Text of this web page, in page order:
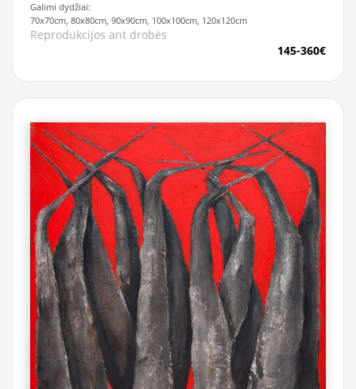
Galimi dydžiai:
70x70cm, 80x80cm, 90x90cm, 100x100cm, 120x120cm
Reprodukcijos ant drobės
145-360€